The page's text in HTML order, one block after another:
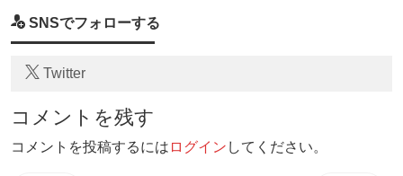
SNSでフォローする
Twitter
コメントを残す
コメントを投稿するには ログイン してください。